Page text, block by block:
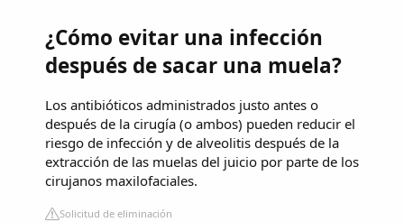
¿Cómo evitar una infección
después de sacar una muela?
Los antibióticos administrados justo antes o
después de la cirugía (o ambos) pueden reducir el
riesgo de infección y de alveolitis después de la
extracción de las muelas del juicio por parte de los
cirujanos maxilofaciales.
Solicitud de eliminación